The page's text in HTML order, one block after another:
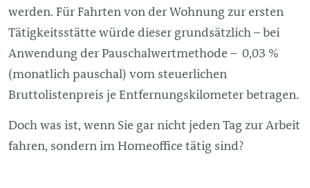
werden. Für Fahrten von der Wohnung zur ersten
Tätigkeitsstätte würde dieser grundsätzlich – bei
Anwendung der Pauschalwertmethode – 0,03 %
(monatlich pauschal) vom steuerlichen
Bruttolistenpreis je Entfernungskilometer betragen.
Doch was ist, wenn Sie gar nicht jeden Tag zur Arbeit
fahren, sondern im Homeoffice tätig sind?